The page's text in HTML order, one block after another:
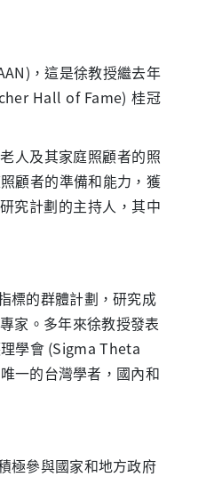
，這是徐教授繼去年
Hall of Fame) 桂冠
人及其家庭照顧者的照
顧者的準備和能力，獲
究計劃的主持人，其中
標的群體計劃，研究成
家。多年來徐教授發表
學會 (Sigma Theta
一的台灣學者，國內和
極參與國家和地方政府